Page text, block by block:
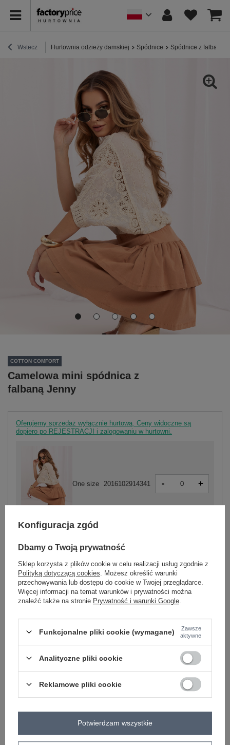
Wstecz Hurtownia odzieży damskiej Spódnice Spódnice z falbaną
COTTON COMFORT
Camelowa mini spódnica z
falbaną Jenny
Oferujemy sprzedaż wyłącznie hurtową. Ceny widoczne są
dopiero po REJESTRACJI i zalogowaniu w hurtowni.
camelowy
One size 2016102914341 - +
ZALOGUJ SIĘ I ZOBACZ CENĘ
Masz pytanie? Chętnie pomożemy.
Zadzwoń+48 601 547 740 Zadaj pytanie
skład materiału : 95% bawełna, 5% elastan
sposób prania : pranie w pralce w 30°C
Kod produktu
FA-SD-7036.49
Marka
FANCY
długość
mini
wzór
gładki
casual
okazja
codzienne do pracy
Konfiguracja zgód
Dbamy o Twoją prywatność
Sklep korzysta z plików cookie w celu realizacji usług zgodnie z
Polityką dotyczącą cookies . Możesz określić warunki
przechowywania lub dostępu do cookie w Twojej przeglądarce.
Więcej informacji na temat warunków i prywatności można
znaleźć także na stronie Prywatność i warunki Google
Funkcjonalne pliki cookie (wymagane)
Zawsze
aktywne
Analityczne pliki cookie
Reklamowe pliki cookie
Potwierdzam wszystkie